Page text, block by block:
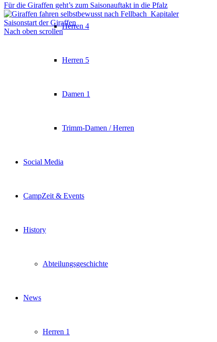
Herren 4
Herren 5
Damen 1
Trimm-Damen / Herren
Social Media
CampZeit & Events
History
Abteilungsgeschichte
News
Herren 1
Für die Giraffen geht’s zum Saisonauftakt in die Pfalz
Kapitaler
Saisonstart der Giraffen
Nach oben scrollen